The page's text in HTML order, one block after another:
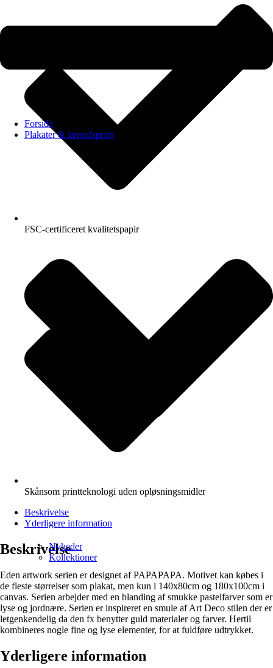
Forside
Plakater & lærredsprint
Nyheder
Kollektioner
FSC-certificeret kvalitetspapir
Skånsom printteknologi uden opløsningsmidler
Beskrivelse
Yderligere information
Beskrivelse
Eden artwork serien er designet af PAPAPAPA. Motivet kan købes i
de fleste størrelser som plakat, men kun i 140x80cm og 180x100cm i
canvas. Serien arbejder med en blanding af smukke pastelfarver som er
lyse og jordnære. Serien er inspireret en smule af Art Deco stilen der er
letgenkendelig da den fx benytter guld materialer og farver. Hertil
kombineres nogle fine og lyse elementer, for at fuldføre udtrykket.
Yderligere information